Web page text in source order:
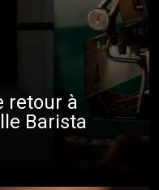
retour à
Barista